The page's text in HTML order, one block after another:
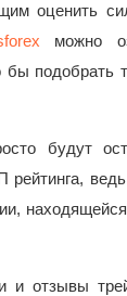
оценить
можно
подобрать
будут
и отзывы